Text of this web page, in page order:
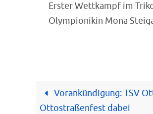
Erster Wettkampf im
Olympionikin Mona
Vorankündigung: TSV
Ottostraßenfest dabei